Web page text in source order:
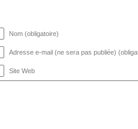
Nom (obligatoire)
Adresse e-mail (ne sera pas publiée)
Site Web